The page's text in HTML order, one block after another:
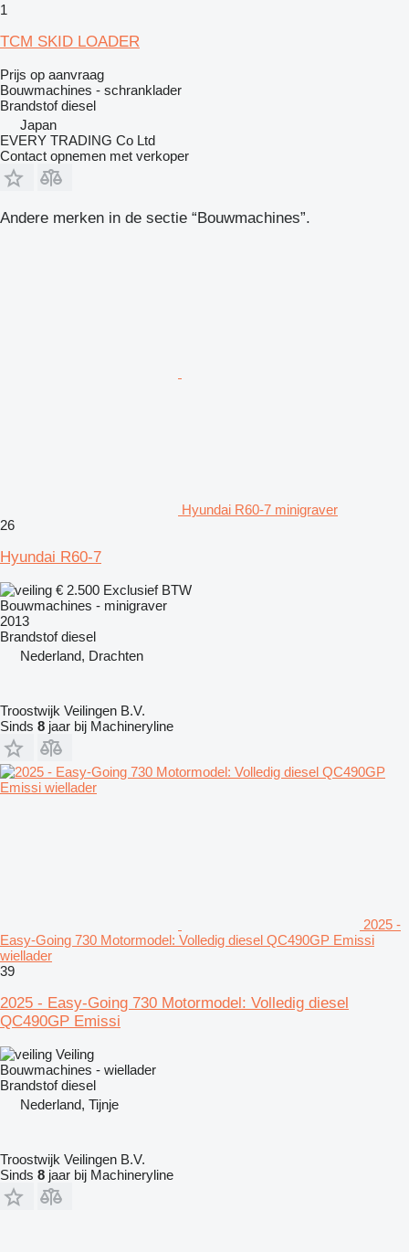
1
TCM SKID LOADER
Prijs op aanvraag
Bouwmachines - schranklader
Brandstof diesel
Japan
EVERY TRADING Co Ltd
Contact opnemen met verkoper
Andere merken in de sectie “Bouwmachines”.
Hyundai R60-7 minigraver
26
Hyundai R60-7
€ 2.500 Exclusief BTW
Bouwmachines - minigraver
2013
Brandstof diesel
Nederland, Drachten
Troostwijk Veilingen B.V.
Sinds 8 jaar bij Machineryline
2025 -
Easy-Going 730 Motormodel: Volledig diesel QC490GP Emissi
wiellader
39
2025 - Easy-Going 730 Motormodel: Volledig diesel
QC490GP Emissi
Veiling
Bouwmachines - wiellader
Brandstof diesel
Nederland, Tijnje
Troostwijk Veilingen B.V.
Sinds 8 jaar bij Machineryline